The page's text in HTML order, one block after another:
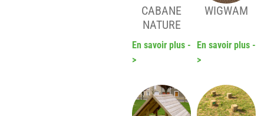
CABANE
NATURE
En savoir plus -
>
WIGWAM
En savoir plus -
>